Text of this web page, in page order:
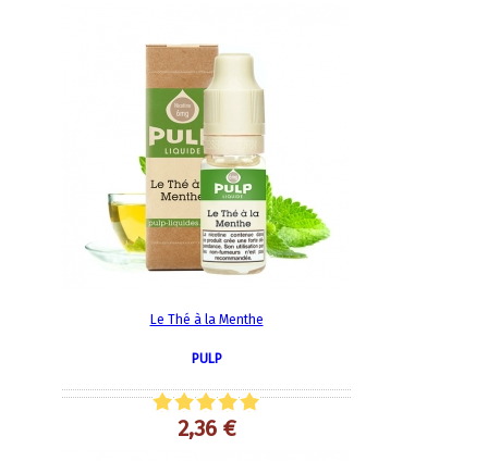
Le Thé à la Menthe
PULP
2,36 €